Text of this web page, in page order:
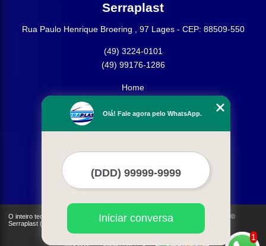
Serraplast
Rua Paulo Henrique Broering , 97 Lages - CEP: 88509-550
(49) 3224-0101
(49) 99176-1286
Home
Missão
Mais Serviços
O inteiro teor deste site está sujeito à proteção de direitos autorais. Copyright©
Serraplast (Lei 9610 de 19/02/1998)
1
Olá! Fale agora pelo WhatsApp.
Iniciar conversa